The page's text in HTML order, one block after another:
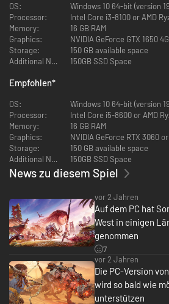
Begleite Aloy auf ihrer Reise in ein
Grenzland, in dem sich geheimnisvolle neue
dieser Complete Edition kannst du das
vollumfänglich mit allen Bonus-Inhalten auf
ansetzt.
Erkunde ferne Länder, kämpfe gegen größere
Maschinen und triff auf überraschende neue
Horizons post-apokalyptische Welt der
Das Land stirbt. Grauenhafte Stürme und eine
suchen die verstreuten Überreste der
einflößende, neue Maschinen an den Grenzen
Leben auf der Erde auf eine erneute
OS:
Windows 10 64-bit (version
Processor:
Intel Core i3-8100 or AMD
Memory:
16 GB RAM
Graphics:
NVIDIA GeForce GTX 1650
Storage:
150 GB available space
Additional Notes:
150GB SSD Space
Empfohlen*
OS:
Windows 10 64-bit (version
Processor:
Intel Core i5-8600 or AMD
Memory:
16 GB RAM
Graphics:
NVIDIA GeForce RTX 3060
Storage:
150 GB available space
Additional Notes:
150GB SSD Space
News zu diesem Spiel
vor 2 Jahren
Auf dem PC hat
West in einigen
genommen
7
vor 2 Jahren
Die PC-Version
wird so bald wie
unterstützen